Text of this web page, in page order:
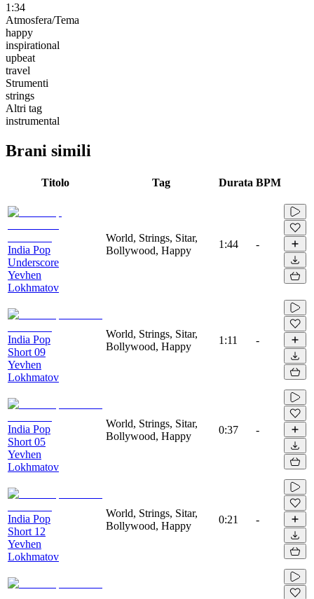
1:34
Atmosfera/Tema
happy
inspirational
upbeat
travel
Strumenti
strings
Altri tag
instrumental
Brani simili
Titolo Tag Durata BPM
India Pop
Underscore
Yevhen
Lokhmatov
World, Strings, Sitar,
Bollywood, Happy
1:44 -
India Pop
Short 09
Yevhen
Lokhmatov
World, Strings, Sitar,
Bollywood, Happy
1:11 -
India Pop
Short 05
Yevhen
Lokhmatov
World, Strings, Sitar,
Bollywood, Happy
0:37 -
India Pop
Short 12
Yevhen
Lokhmatov
World, Strings, Sitar,
Bollywood, Happy
0:21 -